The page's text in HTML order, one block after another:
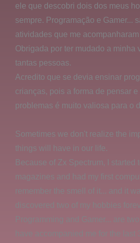
ele que descobri dois dos meus
sempre. Programação e Gamer...
atividades que me
Obrigada por ter mudado a minha
tantas pessoas.
Acredito que se devia ensinar
crianças, pois a forma de pensar
problemas é muito valiosa para o
Sometimes we don't realize the
things will have in our life.
Because of Zx Spectrum, I started
magazines and had my first
remember the smell of it... and it
Programming and Gamer... are
have accompanied me for the last